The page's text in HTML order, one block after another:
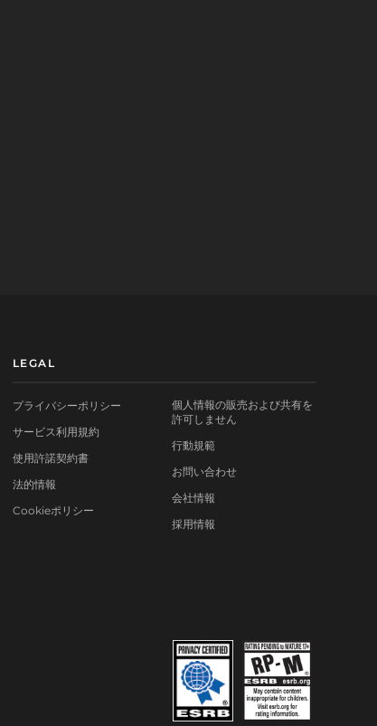
LEGAL
プライバシーポリシー
サービス利用規約
使用許諾契約書
法的情報
Cookieポリシー
個人情報の販売および共有を
許可しません
行動規範
お問い合わせ
会社情報
採用情報